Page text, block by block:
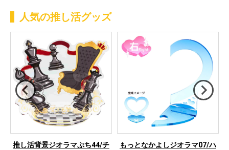
人気の推し活グッズ
推し活背景ジオラマぷち44/チ
もっとなかよしジオラマ07/ハ